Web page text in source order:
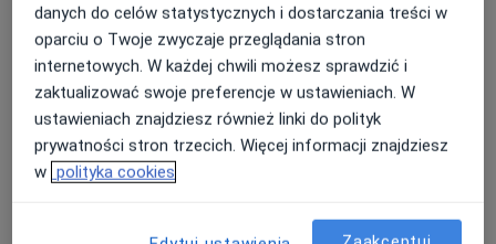
Jerzy Słota
Chirurg
Tadeusz Brożyna
danych do celów statystycznych i dostarczania treści w
oparciu o Twoje zwyczaje przeglądania stron
internetowych. W każdej chwili możesz sprawdzić i
zaktualizować swoje preferencje w ustawieniach. W
ustawieniach znajdziesz również linki do polityk
prywatności stron trzecich. Więcej informacji znajdziesz
w polityka cookies